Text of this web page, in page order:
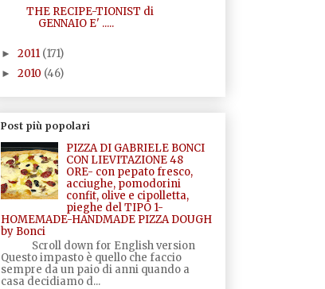
THE RECIPE-TIONIST di
GENNAIO E' .....
► 2011 (171)
► 2010 (46)
Post più popolari
PIZZA DI GABRIELE BONCI
CON LIEVITAZIONE 48
ORE- con pepato fresco,
acciughe, pomodorini
confit, olive e cipolletta,
pieghe del TIPO 1-
HOMEMADE-HANDMADE PIZZA DOUGH
by Bonci
Scroll down for English version
Questo impasto è quello che faccio
sempre da un paio di anni quando a
casa decidiamo d...